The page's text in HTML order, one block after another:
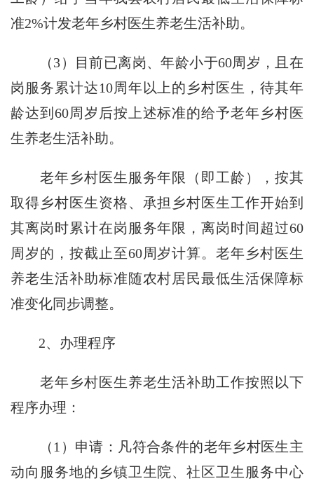
准2%计发老年乡村医生养老生活补助。
（3）目前已离岗、年龄小于60周岁，且在
岗服务累计达10周年以上的乡村医生，待其年
龄达到60周岁后按上述标准的给予老年乡村医
生养老生活补助。
老年乡村医生服务年限（即工龄），按其
取得乡村医生资格、承担乡村医生工作开始到
其离岗时累计在岗服务年限，离岗时间超过60
周岁的，按截止至60周岁计算。老年乡村医生
养老生活补助标准随农村居民最低生活保障标
准变化同步调整。
2、办理程序
老年乡村医生养老生活补助工作按照以下
程序办理：
（1）申请：凡符合条件的老年乡村医生主
动向服务地的乡镇卫生院、社区卫生服务中心